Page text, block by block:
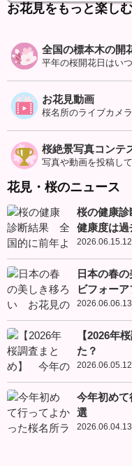
お花見をもっと楽しむ
全国の標本木の開
平年の桜開花日はい
お花見動画
桜名所のライブカメ
桜絶景写真コンテ
写真や動画を投稿し
花見・桜のニュース
桜の健康
健康度は過
日本の春
ビフォー
【2026年
た？
今年初め
選